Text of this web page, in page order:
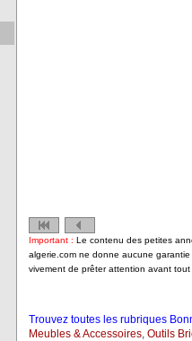
Important : Le contenu des petites
algerie.com ne donne aucune
vivement de prêter attention avant tout
Trouvez toutes les rubriques
Meubles & Accessoires, Outils